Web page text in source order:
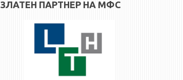
ЗЛАТЕН ПАРТНЕР НА МФС